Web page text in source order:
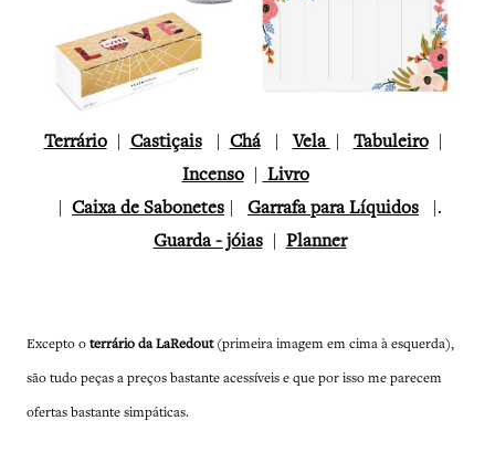
Terrário|Castiçais|Chá|Vela|Tabuleiro|
Incenso|Livro
Caixa de Sabonetes Garrafa para Líquidos |.
Guarda - jóias|Planner
Excepto o terrário da LaRedout(primeira imagem em cima à esquerda),
são tudo peças a preços bastante acessíveis e que por isso me parecem
ofertas bastante simpáticas.